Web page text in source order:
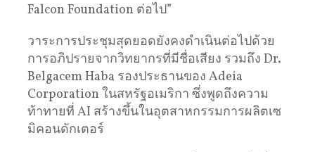
Falcon Foundation ต่อไป”
วาระการประชุมสุดยอดยังคงดําเนินต่อไปด้วย
การอภิปรายจากวิทยากรที่มีชื่อเสียง รวมถึง Dr.
Belgacem Haba รองประธานของ Adeia
Corporation ในสหรัฐอเมริกา ซึ่งพูดถึงความ
ท้าทายที่ AI สร้างขึ้นในอุตสาหกรรมการผลิตเซ
มิคอนดักเตอร์